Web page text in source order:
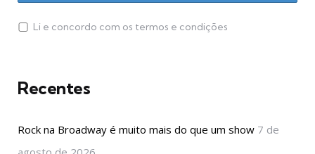
Li e concordo com os termos e condições
Recentes
Rock na Broadway é muito mais do que um show 7 de